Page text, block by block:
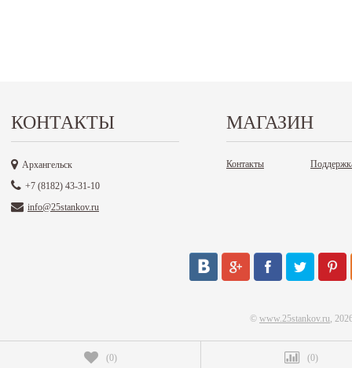
КОНТАКТЫ
Архангельск
+7 (8182) 43-31-10
info@25stankov.ru
МАГАЗИН
Контакты
© www.25stankov.ru,
(0) (0)